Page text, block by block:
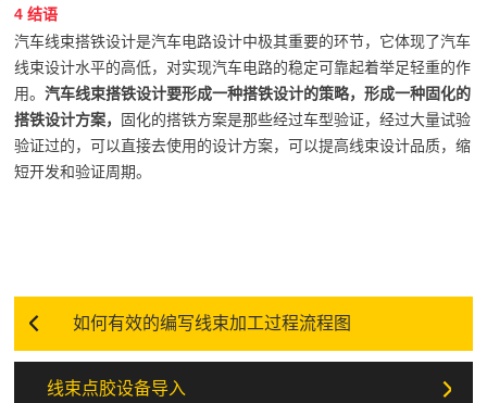
4 结语
汽车线束搭铁设计是汽车电路设计中极其重要的环节，它体现了汽车
线束设计水平的高低，对实现汽车电路的稳定可靠起着举足轻重的作
用。汽车线束搭铁设计要形成一种搭铁设计的策略，形成一种固化的
搭铁设计方案， 固化的搭铁方案是那些经过车型验证，经过大量试验
验证过的，可以直接去使用的设计方案，可以提高线束设计品质，缩
短开发和验证周期。
如何有效的编写线束加工过程流程图
线束点胶设备导入